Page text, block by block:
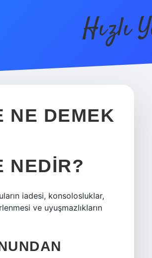
Hızlı
NE DEMEK
NEDIR?
iadesi, konsolosluklar,
ve uyuşmazlıkların